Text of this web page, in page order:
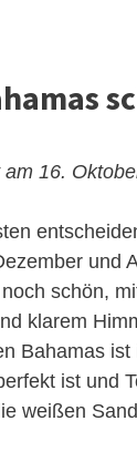
16.
und
schön,
klarem
Bahamas ist
ist und
weißen